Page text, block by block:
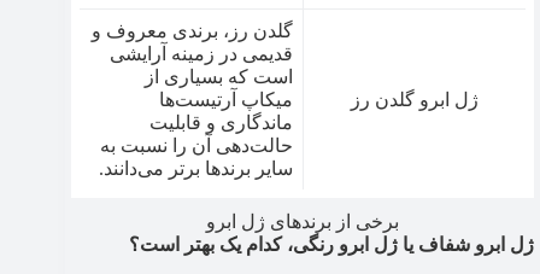
ژل ابرو گلدن رز
گلدن رز، برندی معروف و
قدیمی در زمینه آرایشی
است که بسیاری از
میکاپ آرتیست‌ها
ماندگاری و قابلیت
حالت‌دهی آن را نسبت به
سایر برندها برتر می‌دانند.
برخی از برندهای ژل ابرو
ژل ابرو شفاف یا ژل ابرو رنگی، کدام یک بهتر است؟